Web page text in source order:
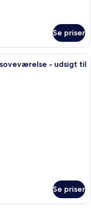
Se priser
hotelværelse med en
- udsigt til
Se priser